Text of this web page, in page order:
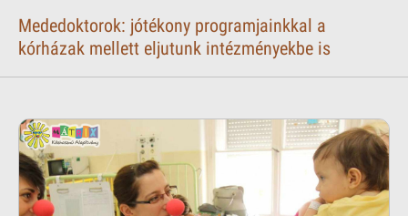
Mededoktorok: jótékony programjainkkal a
kórházak mellett eljutunk intézményekbe is